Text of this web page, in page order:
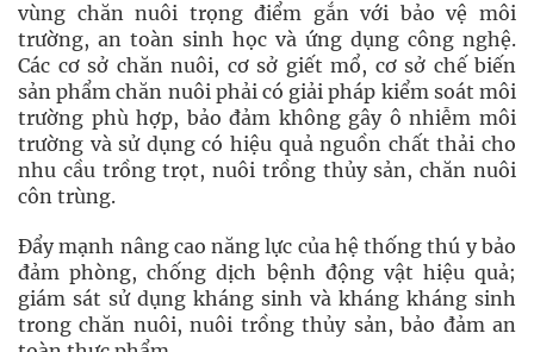
vùng chăn nuôi trọng điểm gắn với bảo vệ môi
trường, an toàn sinh học và ứng dụng công nghệ.
Các cơ sở chăn nuôi, cơ sở giết mổ, cơ sở chế biến
sản phẩm chăn nuôi phải có giải pháp kiểm soát môi
trường phù hợp, bảo đảm không gây ô nhiễm môi
trường và sử dụng có hiệu quả nguồn chất thải cho
nhu cầu trồng trọt, nuôi trồng thủy sản, chăn nuôi
côn trùng.
Đẩy mạnh nâng cao năng lực của hệ thống thú y bảo
đảm phòng, chống dịch bệnh động vật hiệu quả;
giám sát sử dụng kháng sinh và kháng kháng sinh
trong chăn nuôi, nuôi trồng thủy sản, bảo đảm an